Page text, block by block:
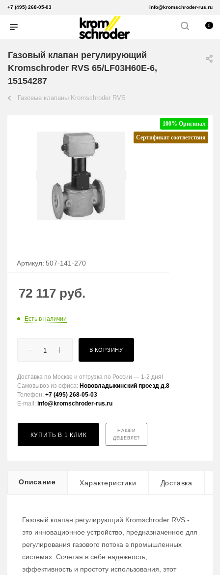
+7 (495) 268-05-03 info@kromschroder-rus.ru
0
Газовый клапан регулирующий
Kromschroder RVS 65/LF03H60E-6,
15154287
Газовые клапаны Kromschroder RVS
100% Оригинал
Сертификат соответствия
Артикул: 507-141-270
72 117 руб.
Есть в наличии
В КОРЗИНУ
Доставка по Москве и отгрузка по России — 1-2 дня!
Самовывоз из офиса: Нововладыкинский проезд д.8
Телефон: +7 (495) 268-05-03
E-mail: info@kromschroder-rus.ru
КУПИТЬ В 1 КЛИК
НАШЛИ
ДЕШЕВЛЕ?
Описание Характеристики Доставка
Газовый клапан регулирующий Kromschroder RVS -
это инновационное устройство, предназначенное для
регулирования газового потока в промышленных
системах. Сочетая в себе надежность,
эффективность и простоту использования, этот